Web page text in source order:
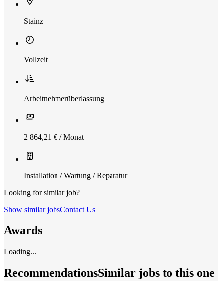
Stainz
Vollzeit
Arbeitnehmerüberlassung
2 864,21 € / Monat
Installation / Wartung / Reparatur
Looking for similar job?
Show similar jobsContact Us
Awards
Loading...
RecommendationsSimilar jobs to this one